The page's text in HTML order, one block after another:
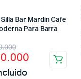
Silla Bar Mardin Cafe
Para Barra